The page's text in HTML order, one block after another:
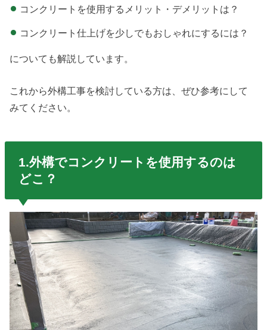
コンクリートを使用するメリット・デメリットは？
コンクリート仕上げを少しでもおしゃれにするには？
についても解説しています。
これから外構工事を検討している方は、ぜひ参考にして
みてください。
1.外構でコンクリートを使用するのは
どこ？